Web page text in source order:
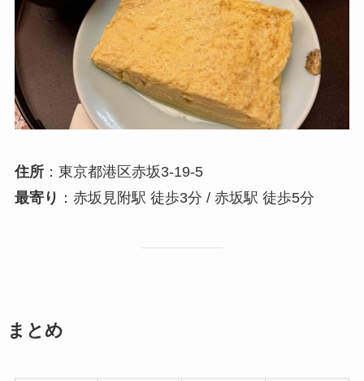
住所：東京都港区赤坂3-19-5
最寄り ：赤坂見附駅 徒歩3分 / 赤坂駅 徒歩5分
まとめ